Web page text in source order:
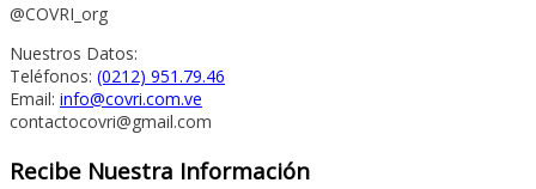
@COVRI_org
Nuestros Datos:
Teléfonos: (0212) 951.79.46
Email: info@covri.com.ve
contactocovri@gmail.com
Recibe Nuestra Información